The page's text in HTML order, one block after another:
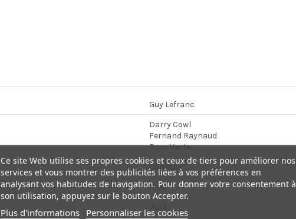
Guy Lefranc
Darry Cowl
Fernand Raynaud
Rosy Varte
Comédie
1968
Ce site Web utilise ses propres cookies et ceux de tiers pour améliorer nos
services et vous montrer des publicités liées à vos préférences en
analysant vos habitudes de navigation. Pour donner votre consentement à
son utilisation, appuyez sur le bouton Accepter.
Plus d'informations Personnaliser les cookies